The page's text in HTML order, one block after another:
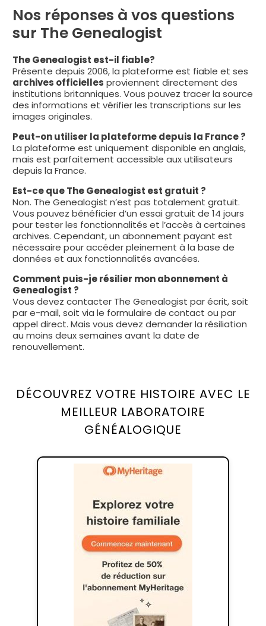
Nos réponses à vos questions
sur The Genealogist
The Genealogist est-il fiable?
Présente depuis 2006, la plateforme est fiable et ses
archives officielles proviennent directement des
institutions britanniques. Vous pouvez tracer la source
des informations et vérifier les transcriptions sur les
images originales.
Peut-on utiliser la plateforme depuis la France ?
La plateforme est uniquement disponible en anglais,
mais est parfaitement accessible aux utilisateurs
depuis la France.
Est-ce que The Genealogist est gratuit ?
Non. The Genealogist n’est pas totalement gratuit.
Vous pouvez bénéficier d’un essai gratuit de 14 jours
pour tester les fonctionnalités et l’accès à certaines
archives. Cependant, un abonnement payant est
nécessaire pour accéder pleinement à la base de
données et aux fonctionnalités avancées.
Comment puis-je résilier mon abonnement à
Genealogist ?
Vous devez contacter The Genealogist par écrit, soit
par e-mail, soit via le formulaire de contact ou par
appel direct. Mais vous devez demander la résiliation
au moins deux semaines avant la date de
renouvellement.
DÉCOUVREZ VOTRE HISTOIRE AVEC LE
MEILLEUR LABORATOIRE
GÉNÉALOGIQUE